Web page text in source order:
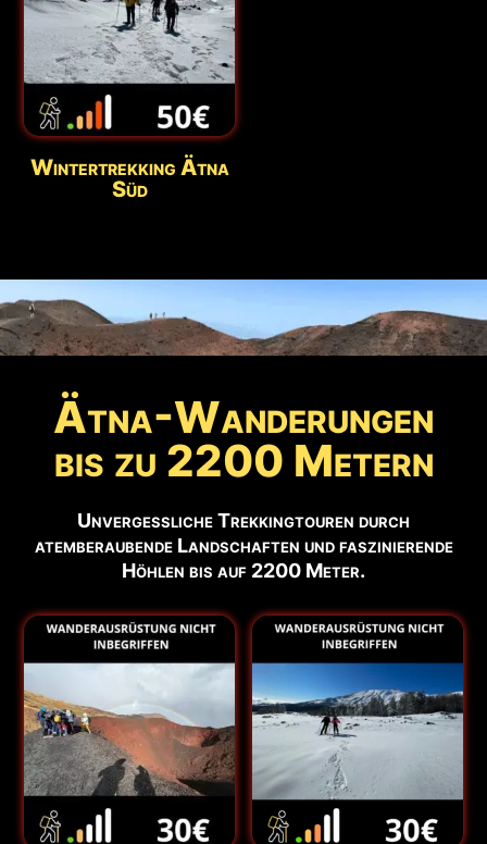
Wintertrekking Ätna
Süd
Ätna-Wanderungen
bis zu 2200 Metern
Unvergessliche Trekkingtouren durch
atemberaubende Landschaften und faszinierende
Höhlen bis auf 2200 Meter.